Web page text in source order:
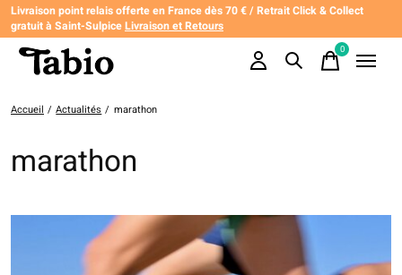
Livraison point relais offerte en France dès 70 € / Retrait Click & Collect
gratuit à Saint-SulpiceLivraison et Retours
0items
Accueil / Actualités / marathon
marathon